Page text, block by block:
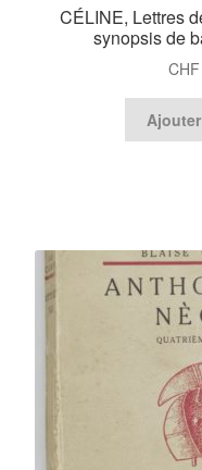
CÉLINE, Lettres
synopsis de
CHF